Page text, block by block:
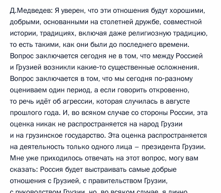
Д.Медведев: Я уверен, что эти отношения будут хорошими,
добрыми, основанными на столетней дружбе, совместной
истории, традициях, включая даже религиозную традицию,
то есть такими, как они были до последнего времени.
Вопрос заключается сегодня не в том, что между Россией
и Грузией возникли какие‑то существенные осложнения.
Вопрос заключается в том, что мы сегодня по‑разному
оцениваем один период, а если говорить откровенно,
то речь идёт об агрессии, которая случилась в августе
прошлого года. И, во всяком случае со стороны России, эта
оценка никак не распространяется на народ Грузии
и на грузинское государство. Эта оценка распространяется
на деятельность только одного лица – президента Грузии.
Мне уже приходилось отвечать на этот вопрос, могу вам
сказать: Россия будет выстраивать самые добрые
отношения с Грузией, с правительством Грузии,